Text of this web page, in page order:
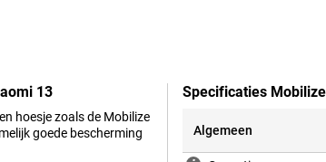
13
hoesje zoals de Mobilize
goede bescherming
Specificaties
Algemeen